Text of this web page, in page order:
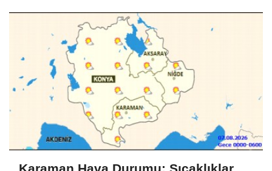
Karaman Hava Durumu: Sıcaklıklar